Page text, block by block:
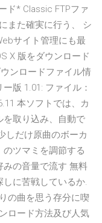
ド* Classic FTPファ
また確実に行う、 シ
サイト管理にも最
X 版をダウンロード
ンロードファイル情
版 1.01: ファイル：
本ソフトでは、カ
を取り込み、自動で
しだけ原曲のボーカ
ツマミを調節する
みの音量で流す 無料
に苦戦しているか.
の曲を思う存分に喫
ロード方法及び人気